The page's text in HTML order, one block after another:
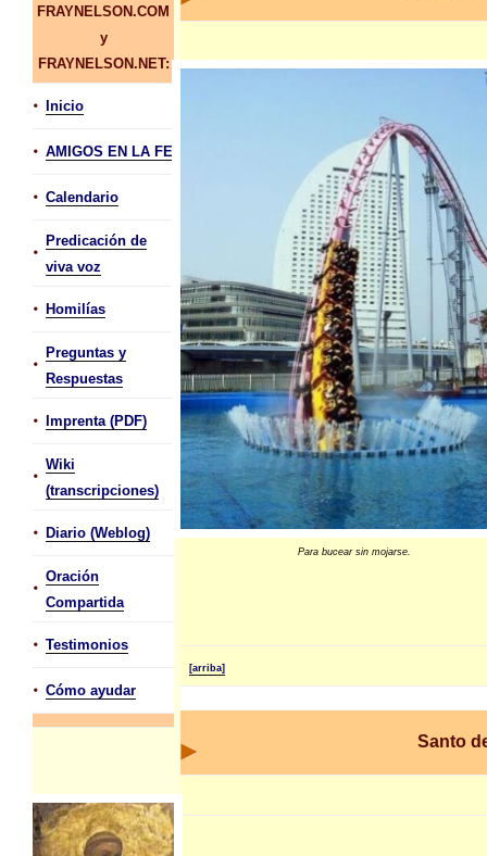
FRAYNELSON.COM
y
FRAYNELSON.NET:
• Inicio
• AMIGOS EN LA FE
• Calendario
•
Predicación de
viva voz
• Homilías
•
Preguntas y
Respuestas
• Imprenta (PDF)
•
Wiki
(transcripciones)
• Diario (Weblog)
•
Oración
Compartida
• Testimonios
• Cómo ayudar
Para bucear sin mojarse.
[arriba]
Santo